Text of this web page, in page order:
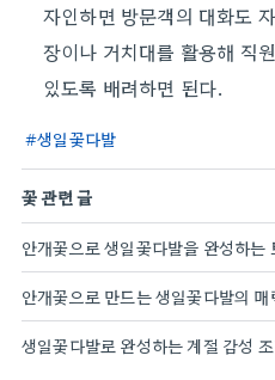
자인하면 방문객의 대화도
장이나 거치대를 활용해 직
있도록 배려하면 된다.
생일꽃다발
꽃 관련 글
안개꽃으로 생일꽃다발을 완성하는
안개꽃으로 만드는 생일꽃다발의